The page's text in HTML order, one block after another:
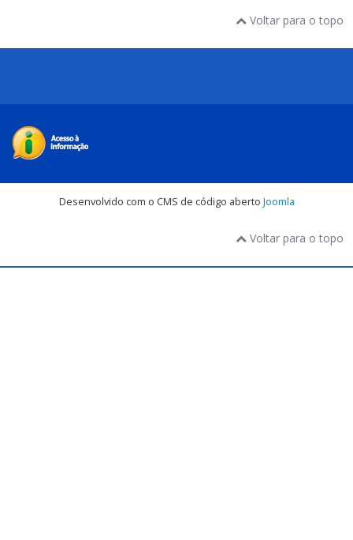
Voltar para o topo
Desenvolvido com o CMS de código aberto Joomla
Voltar para o topo